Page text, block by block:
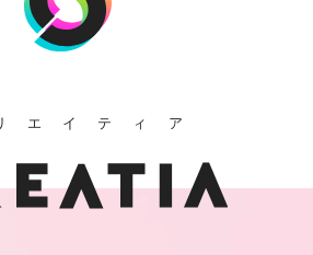
エイティア